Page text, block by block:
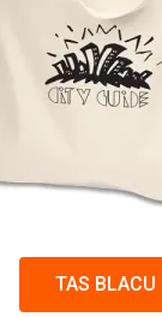
TAS BLACU